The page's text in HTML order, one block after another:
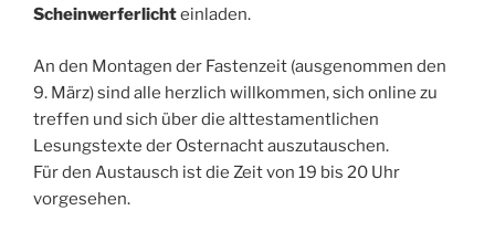
Scheinwerferlichteinladen.
An den Montagen der Fastenzeit (ausgenommen den
9. März) sind alle herzlich willkommen, sich online zu
treffen und sich über die alttestamentlichen
Lesungstexte der Osternacht auszutauschen.
Für den Austausch ist die Zeit von 19 bis 20 Uhr
vorgesehen.